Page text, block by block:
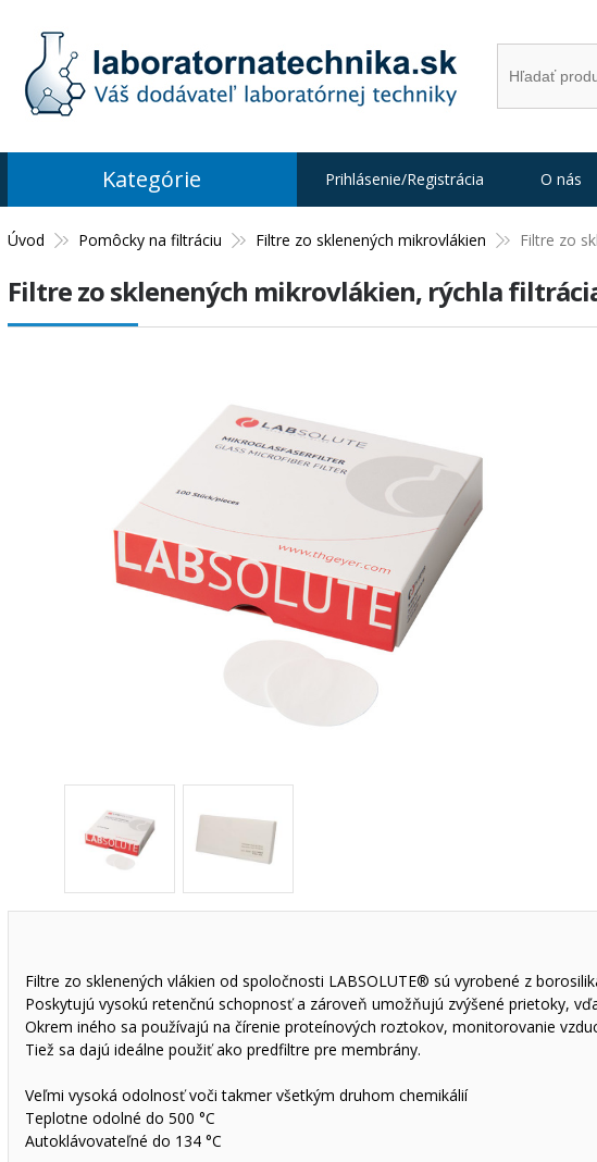
Úvod Pomôcky na filtráciu Filtre zo sklenených mikrovlákien Filtre zo
Filtre zo sklenených mikrovlákien, rýchla
Filtre zo sklenených vlákien od spoločnosti LABSOLUTE® sú vyrobené z
Poskytujú vysokú retenčnú schopnosť a zároveň umožňujú zvýšené prietoky,
Okrem iného sa používajú na čírenie proteínových roztokov, monitorovanie
Tiež sa dajú ideálne použiť ako predfiltre pre membrány.
Veľmi vysoká odolnosť voči takmer všetkým druhom chemikálií
Teplotne odolné do 500 °C
Autoklávovateľné do 134 °C
Kategórie Prihlásenie/Registrácia O nás